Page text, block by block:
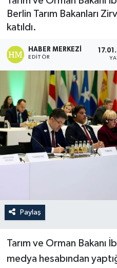
Berlin Tarım Bakanları
katıldı.
HABER MERKEZI
EDITÖR
Paylaş
Tarım ve Orman Bakanı
medya hesabından